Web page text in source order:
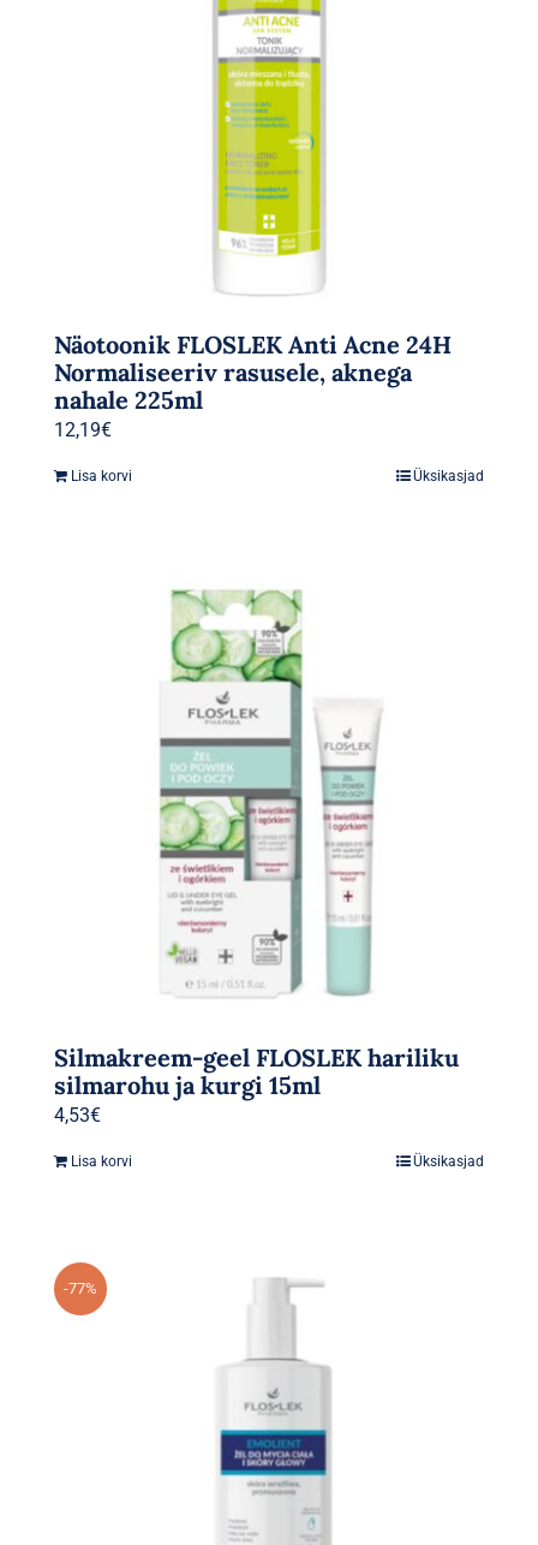
Näotoonik FLOSLEK Anti Acne 24H
Normaliseeriv rasusele, aknega
nahale 225ml
12,19€
Lisa korvi Üksikasjad
Silmakreem-geel FLOSLEK hariliku
silmarohu ja kurgi 15ml
4,53€
Lisa korvi Üksikasjad
-77%